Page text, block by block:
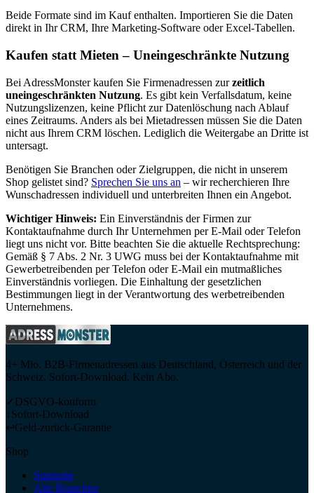
Beide Formate sind im Kauf enthalten. Importieren Sie die Daten
direkt in Ihr CRM, Ihre Marketing-Software oder Excel-Tabellen.
Kaufen statt Mieten – Uneingeschränkte Nutzung
Bei AdressMonster kaufen Sie Firmenadressen zur zeitlich
uneingeschränkten Nutzung. Es gibt kein Verfallsdatum, keine
Nutzungslizenzen, keine Pflicht zur Datenlöschung nach Ablauf
eines Zeitraums. Anders als bei Mietadressen müssen Sie die Daten
nicht aus Ihrem CRM löschen. Lediglich die Weitergabe an Dritte ist
untersagt.
Benötigen Sie Branchen oder Zielgruppen, die nicht in unserem
Shop gelistet sind? Sprechen Sie uns an – wir recherchieren Ihre
Wunschadressen individuell und unterbreiten Ihnen ein Angebot.
Wichtiger Hinweis: Ein Einverständnis der Firmen zur
Kontaktaufnahme durch Ihr Unternehmen per E-Mail oder Telefon
liegt uns nicht vor. Bitte beachten Sie die aktuelle Rechtsprechung:
Gemäß § 7 Abs. 2 Nr. 3 UWG muss bei der Kontaktaufnahme mit
Gewerbetreibenden per Telefon oder E-Mail ein mutmaßliches
Einverständnis vorliegen. Die Einhaltung der gesetzlichen
Bestimmungen liegt in der Verantwortung des werbetreibenden
Unternehmens.
4+ Mio. B2B-Firmenadressen aus Deutschland, Österreich und der
Schweiz. Sofort-Download. Kein Abo.
✓ DSGVO-konform
↓Sofort-Download
↩Geld-zurück-Garantie
Shop
Startseite
Alle Branchen